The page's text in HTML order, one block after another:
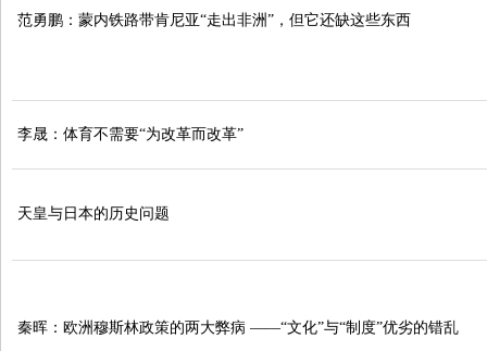
范勇鹏：蒙内铁路带肯尼亚“走出非洲”，但它还缺这些东西
李晟：体育不需要“为改革而改革”
天皇与日本的历史问题
秦晖：欧洲穆斯林政策的两大弊病 ——“文化”与“制度”优劣的错乱